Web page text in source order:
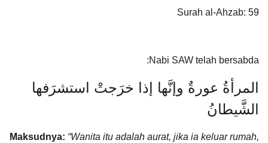
Surah al-Ahzab: 59
Nabi SAW telah bersabda:
المرأةُ عورةٌ وإنَّها إذا خرَجتْ استشرَفها
الشَّيطانُ
Maksudnya: “Wanita itu adalah aurat, jika ia keluar rumah,